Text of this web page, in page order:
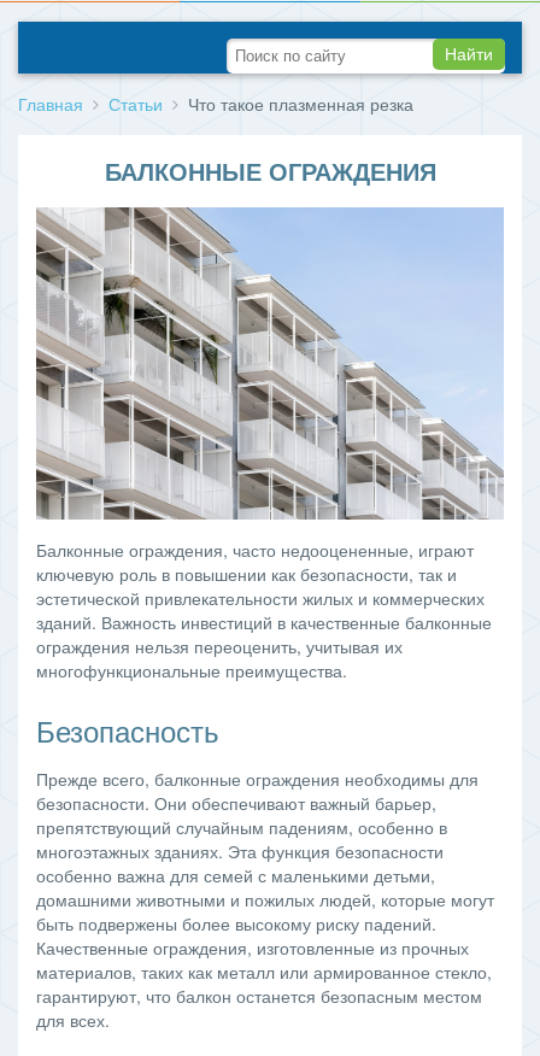
Найти
Главная Статьи Что такое плазменная резка
БАЛКОННЫЕ ОГРАЖДЕНИЯ
Балконные ограждения, часто недооцененные, играют
ключевую роль в повышении как безопасности, так и
эстетической привлекательности жилых и коммерческих
зданий. Важность инвестиций в качественные балконные
ограждения нельзя переоценить, учитывая их
многофункциональные преимущества.
Безопасность
Прежде всего, балконные ограждения необходимы для
безопасности. Они обеспечивают важный барьер,
препятствующий случайным падениям, особенно в
многоэтажных зданиях. Эта функция безопасности
особенно важна для семей с маленькими детьми,
домашними животными и пожилых людей, которые могут
быть подвержены более высокому риску падений.
Качественные ограждения, изготовленные из прочных
материалов, таких как металл или армированное стекло,
гарантируют, что балкон останется безопасным местом
для всех.